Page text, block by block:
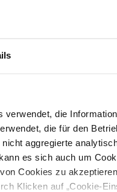
die
die für den
aggregierte
es sich auch um
Cookies zu
Klicken auf „Cookie-